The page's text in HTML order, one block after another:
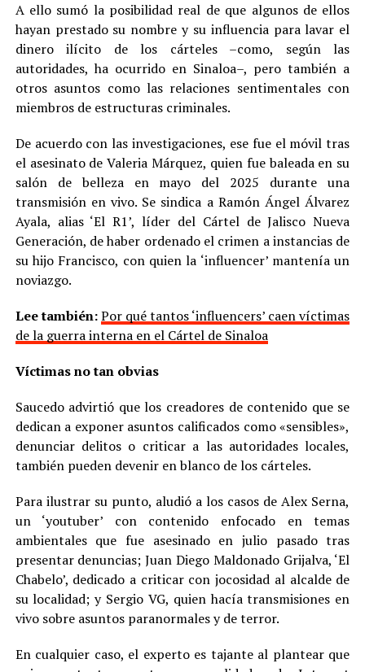
A ello sumó la posibilidad real de que algunos de ellos
hayan prestado su nombre y su influencia para lavar el
dinero ilícito de los cárteles –como, según las
autoridades, ha ocurrido en Sinaloa–, pero también a
otros asuntos como las relaciones sentimentales con
miembros de estructuras criminales.
De acuerdo con las investigaciones, ese fue el móvil tras
el asesinato de Valeria Márquez, quien fue baleada en su
salón de belleza en mayo del 2025 durante una
transmisión en vivo. Se sindica a Ramón Ángel Álvarez
Ayala, alias ‘El R1’, líder del Cártel de Jalisco Nueva
Generación, de haber ordenado el crimen a instancias de
su hijo Francisco, con quien la ‘influencer’ mantenía un
noviazgo.
Lee también:Por qué tantos ‘influencers’ caen víctimas
de la guerra interna en el Cártel de Sinaloa
Víctimas no tan obvias
Saucedo advirtió que los creadores de contenido que se
dedican a exponer asuntos calificados como «sensibles»,
denunciar delitos o criticar a las autoridades locales,
también pueden devenir en blanco de los cárteles.
Para ilustrar su punto, aludió a los casos de Alex Serna,
un ‘youtuber’ con contenido enfocado en temas
ambientales que fue asesinado en julio pasado tras
presentar denuncias; Juan Diego Maldonado Grijalva, ‘El
Chabelo’, dedicado a criticar con jocosidad al alcalde de
su localidad; y Sergio VG, quien hacía transmisiones en
vivo sobre asuntos paranormales y de terror.
En cualquier caso, el experto es tajante al plantear que